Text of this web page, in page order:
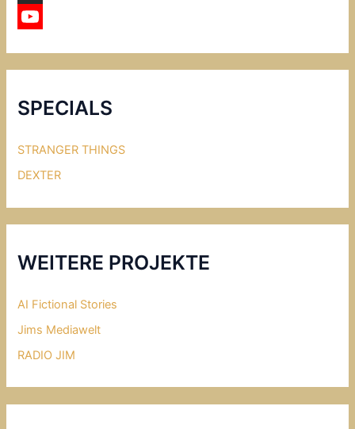
a
e
o
o
k
X
o
T
u
b
SPECIALS
STRANGER THINGS
DEXTER
WEITERE PROJEKTE
AI Fictional Stories
Jims Mediawelt
RADIO JIM